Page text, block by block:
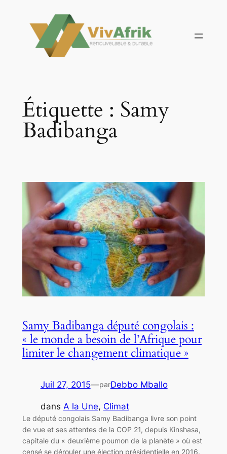
contenu
Étiquette : Samy
Badibanga
Samy Badibanga député congolais :
« le monde a besoin de l’Afrique pour
limiter le changement climatique »
Juil 27, 2015—parDebbo Mballo
dans A la Une, Climat
Le député congolais Samy Badibanga livre son point
de vue et ses attentes de la COP 21, depuis Kinshasa,
capitale du « deuxième poumon de la planète » où est
censé se dérouler une élection présidentielle en 2016.